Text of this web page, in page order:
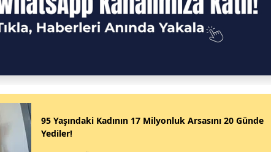
95 Yaşındaki Kadının 17 Milyonluk Arsasını 20 Günde
Yediler!